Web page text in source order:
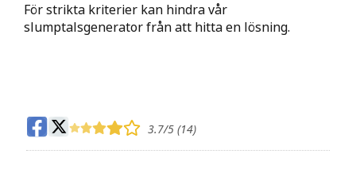
För strikta kriterier kan hindra vår
slumptalsgenerator från att hitta en lösning.
3.7/5 (14)